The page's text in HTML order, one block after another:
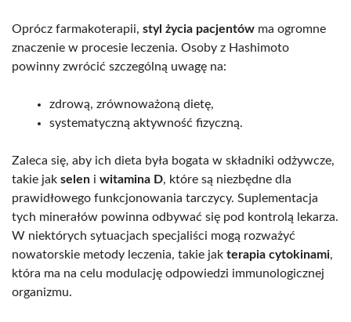
Oprócz farmakoterapii, styl życia pacjentów ma ogromne
znaczenie w procesie leczenia. Osoby z Hashimoto
powinny zwrócić szczególną uwagę na:
zdrową, zrównoważoną dietę,
systematyczną aktywność fizyczną.
Zaleca się, aby ich dieta była bogata w składniki odżywcze,
takie jak selen i witamina D, które są niezbędne dla
prawidłowego funkcjonowania tarczycy. Suplementacja
tych minerałów powinna odbywać się pod kontrolą lekarza.
W niektórych sytuacjach specjaliści mogą rozważyć
nowatorskie metody leczenia, takie jak terapia cytokinami,
która ma na celu modulację odpowiedzi immunologicznej
organizmu.